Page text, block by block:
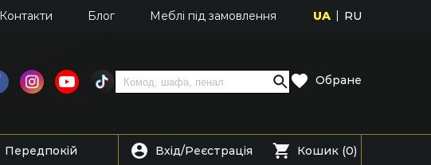
Контакти Блог Меблі під замовлення UA RU
Обране
Передпокій Вхід/Реєстрація Кошик (0)